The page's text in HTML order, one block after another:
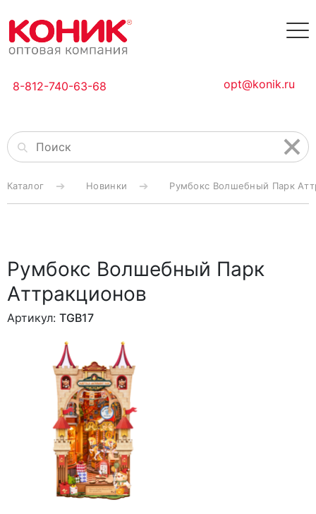
8-812-740-63-68 opt@konik.ru
Каталог Новинки Румбокс Волшебный Парк
Румбокс Волшебный Парк
Аттракционов
Артикул: TGB17